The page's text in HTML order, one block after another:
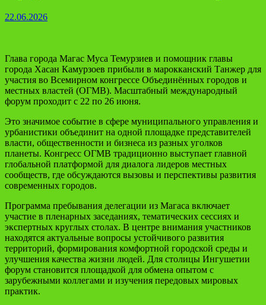
22.06.2026
Глава города Магас Муса Темурзиев и помощник главы
города Хасан Камурзоев прибыли в марокканский Танжер для
участия во Всемирном конгрессе Объединённых городов и
местных властей (ОГМВ). Масштабный международный
форум проходит с 22 по 26 июня.
Это значимое событие в сфере муниципального управления и
урбанистики объединит на одной площадке представителей
власти, общественности и бизнеса из разных уголков
планеты. Конгресс ОГМВ традиционно выступает главной
глобальной платформой для диалога лидеров местных
сообществ, где обсуждаются вызовы и перспективы развития
современных городов.
Программа пребывания делегации из Магаса включает
участие в пленарных заседаниях, тематических сессиях и
экспертных круглых столах. В центре внимания участников
находятся актуальные вопросы устойчивого развития
территорий, формирования комфортной городской среды и
улучшения качества жизни людей. Для столицы Ингушетии
форум становится площадкой для обмена опытом с
зарубежными коллегами и изучения передовых мировых
практик.